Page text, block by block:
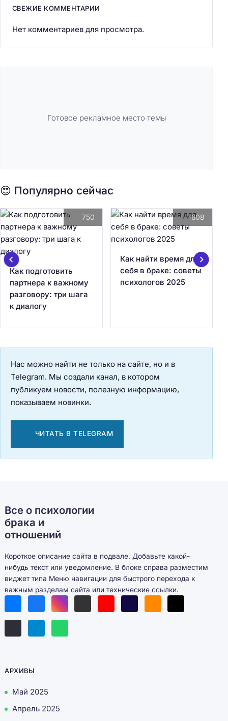
СВЕЖИЕ КОММЕНТАРИИ
Нет комментариев для просмотра.
Готовое рекламное место темы
😍 Популярно сейчас
Как подготовить
партнера к важному
разговору: три шага
к диалогу
750
Как найти время для
себя в браке: советы
психологов 2025
608
Нас можно найти не только на сайте, но и в
Telegram. Мы создали канал, в котором
публикуем новости, полезную информацию,
показываем новинки.
ЧИТАТЬ В TELEGRAM
Все о психологии
брака и
отношений
Короткое описание сайта в подвале. Добавьте какой-
нибудь текст или уведомление. В блоке справа разместим
виджет типа Меню навигации для быстрого перехода к
важным разделам сайта или технические ссылки.
АРХИВЫ
Май 2025
Апрель 2025